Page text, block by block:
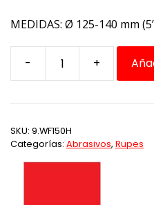
MEDIDAS: Ø 125-140 mm
-
Boina
Coarse
+
SKU: 9.WF150H
Categorías: Abrasivos, Rupes